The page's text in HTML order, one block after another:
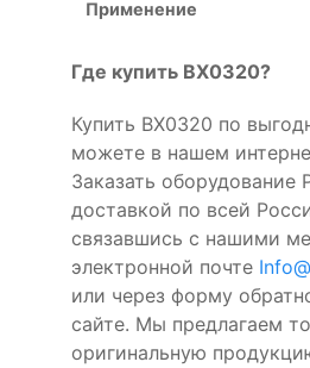
Применение
Где купить BX0320?
Купить BX0320 по
можете в нашем
Заказать оборудование
доставкой по всей
связавшись с нашими
электронной почте
или через форму
сайте. Мы предлагаем
оригинальную